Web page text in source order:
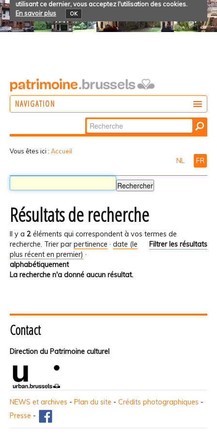
utilisant ce dernier, vous acceptez l'utilisation des cookies.
En savoir plus
OK
NAVIGATION
Chercher par
Recherche
Vous êtes ici : Accueil
NL FR
Résultats de recherche
Il y a 2 éléments qui correspondent à vos termes de
recherche.
Filtrer les résultats
Trier par pertinence · date (le
plus récent en premier) ·
alphabétiquement
La recherche n'a donné aucun résultat.
Contact
Direction du Patrimoine culturel
NEWS et archives - Plan du site - Crédits photographiques -
Presse -